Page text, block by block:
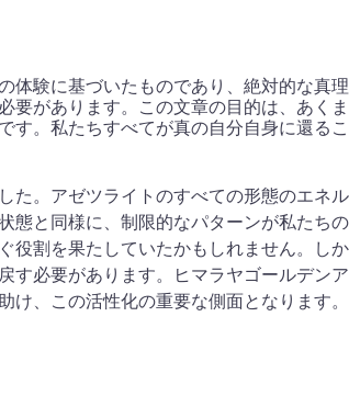
体験に基づいたものであり、絶対的な真理
要があります。この文章の目的は、あくま
す。私たちすべてが真の自分自身に還るこ
た。アゼツライトのすべての形態のエネル
態と同様に、制限的なパターンが私たちの
役割を果たしていたかもしれません。しか
す必要があります。ヒマラヤゴールデンア
、この活性化の重要な側面となります。